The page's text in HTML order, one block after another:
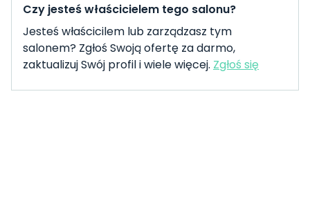
Czy jesteś właścicielem tego salonu?
Jesteś właścicilem lub zarządzasz tym
salonem? Zgłoś Swoją ofertę za darmo,
zaktualizuj Swój profil i wiele więcej. Zgłoś się